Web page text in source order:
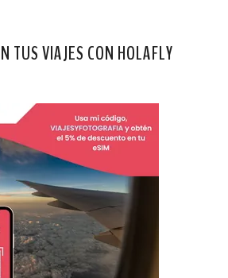
TUS VIAJES CON HOLAFLY